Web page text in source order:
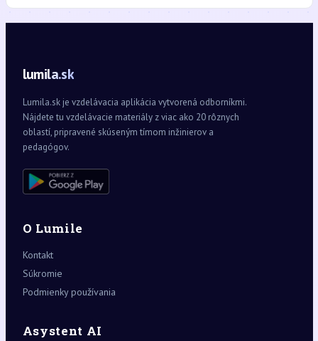
lumila.sk
Lumila.sk je vzdelávacia aplikácia vytvorená odborníkmi.
Nájdete tu vzdelávacie materiály z viac ako 20 rôznych
oblastí, pripravené skúseným tímom inžinierov a
pedagógov.
O Lumile
Kontakt
Súkromie
Podmienky používania
Asystent AI